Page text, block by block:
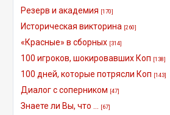
Резерв и академия [170]
Историческая викторина [260]
«Красные» в сборных [314]
100 игроков, шокировавших Коп [138]
100 дней, которые потрясли Коп [143]
Диалог с соперником [47]
Знаете ли Вы, что ... [67]